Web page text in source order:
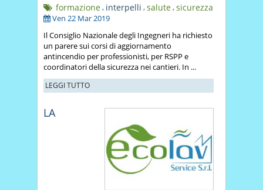
formazione, interpelli ,salute,sicurezza
Ven 22 Mar 2019
Il Consiglio Nazionale degli Ingegneri ha richiesto
un parere sui corsi di aggiornamento
antincendio per professionisti, per RSPP e
coordinatori della sicurezza nei cantieri. In ...
LEGGI TUTTO
LA